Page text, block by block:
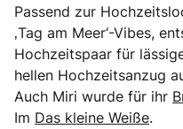
Passend zur
‚Tag am Meer‘-Vibes,
Hochzeitspaar für
hellen Hochzeitsanzug
Auch Miri wurde für ihr
Im Das kleine Weiße.